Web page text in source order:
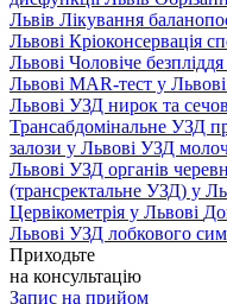
Львів Лікування
Львові Кріоконсервація
Львові Чоловіче
Львові MAR-тест у Львові
Львові УЗД нирок та
Трансабдомінальне УЗД
залози у Львові УЗД
Львові УЗД органів
(трансректальне УЗД) у
Цервікометрія у Львові
Львові УЗД лобкового
Приходьте
на консультацію
Запис на прийом